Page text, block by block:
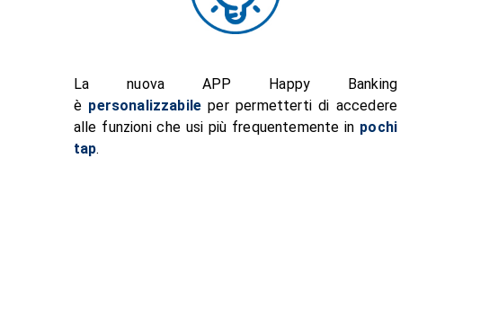
La nuova APP Happy Banking
è personalizzabile per permetterti di accedere
alle funzioni che usi più frequentemente in pochi
tap.